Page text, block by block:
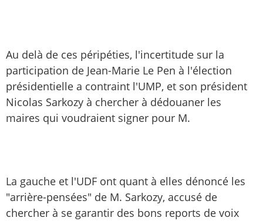
Au delà de ces péripéties, l'incertitude sur la
participation de Jean-Marie Le Pen à l'élection
présidentielle a contraint l'UMP, et son président
Nicolas Sarkozy à chercher à dédouaner les
maires qui voudraient signer pour M.
La gauche et l'UDF ont quant à elles dénoncé les
"arrière-pensées" de M. Sarkozy, accusé de
chercher à se garantir des bons reports de voix